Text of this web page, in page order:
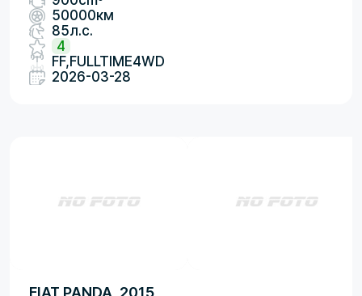
50000км
85л.с.
4
FF,FULLTIME4WD
2026-03-28
FIAT PANDA, 2015